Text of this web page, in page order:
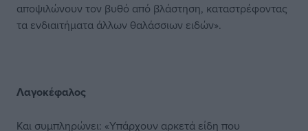
αποψιλώνουν τον βυθό από βλάστηση, καταστρέφοντας
τα ενδιαιτήματα άλλων θαλάσσιων ειδών».
Λαγοκέφαλος
Και συμπληρώνει: «Υπάρχουν αρκετά είδη που